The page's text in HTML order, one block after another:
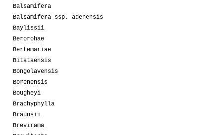
Balsamifera
Balsamifera ssp. adenensis
Baylissii
Berorohae
Bertemariae
Bitataensis
Bongolavensis
Borenensis
Bougheyi
Brachyphylla
Braunsii
Brevirama